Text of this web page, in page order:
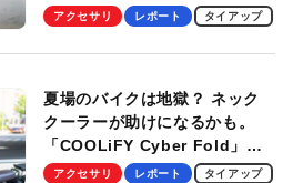
Ultra」を検証。学生、ビジネ
適！
アクセサリ レポート タイアップ
夏場のバイクは地獄？ ネック
クーラーが助けになるかも。
「COOLiFY Cyber Fold」レ
ビュー。冷却の速さ、密着する
アクセサリ レポート タイアップ